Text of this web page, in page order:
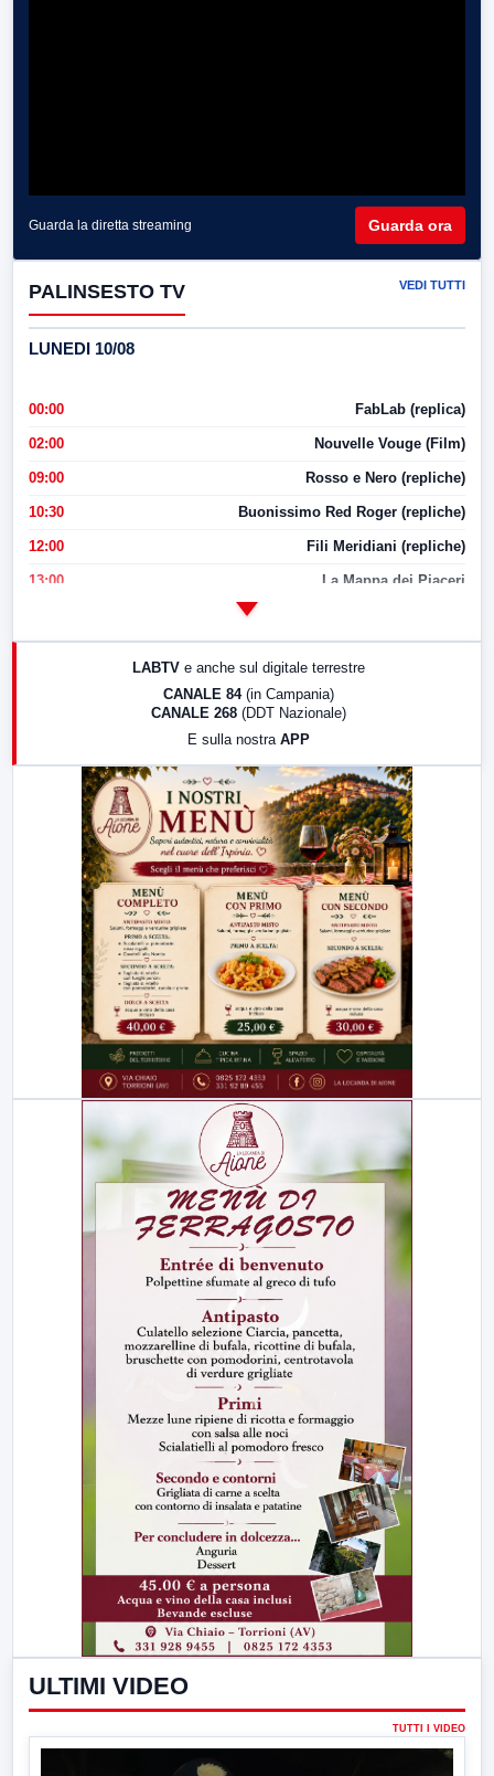
Guarda la diretta streaming Guarda ora
PALINSESTO TV VEDI TUTTI
LUNEDI 10/08
00:00 FabLab (replica)
02:00 Nouvelle Vouge (Film)
09:00 Rosso e Nero (repliche)
10:30 Buonissimo Red Roger (repliche)
12:00 Fili Meridiani (repliche)
13:00 La Mappa dei Piaceri
LabNews (replica)
LABTV e anche sul digitale terrestre
CANALE 84 (in Campania)
CANALE 268 (DDT Nazionale)
E sulla nostra APP
ULTIMI VIDEO
TUTTI I VIDEO